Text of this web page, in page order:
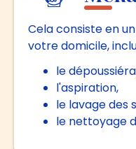
Cela consiste en
votre domicile,
le
l'aspiration,
le lavage des
le nettoyage